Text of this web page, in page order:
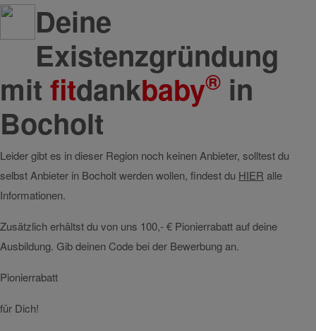
Deine
Existenzgründung
mit fitdankbaby® in
Bocholt
Leider gibt es in dieser Region noch keinen Anbieter, solltest du
selbst Anbieter in Bocholt werden wollen, findest du HIER alle
Informationen.
Zusätzlich erhältst du von uns 100,- € Pionierrabatt auf deine
Ausbildung. Gib deinen Code bei der Bewerbung an.
Pionierrabatt
für Dich!